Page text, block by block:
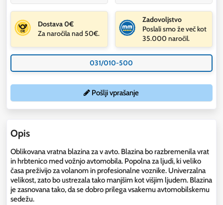
Dostava 0€
Za naročila nad 50€.
Zadovoljstvo
Poslali smo že več kot
35.000 naročil.
031/010-500
Pošlji vprašanje
Opis
Oblikovana vratna blazina za v avto. Blazina bo razbremenila vrat
in hrbtenico med vožnjo avtomobila. Popolna za ljudi, ki veliko
časa preživijo za volanom in profesionalne voznike. Univerzalna
velikost, zato bo ustrezala tako manjšim kot višjim ljudem. Blazina
je zasnovana tako, da se dobro prilega vsakemu avtomobilskemu
sedežu.